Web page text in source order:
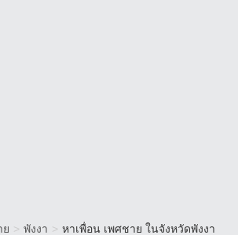
ย > พังงา > หาเพื่อน เพศชาย ในจังหวัดพังงา